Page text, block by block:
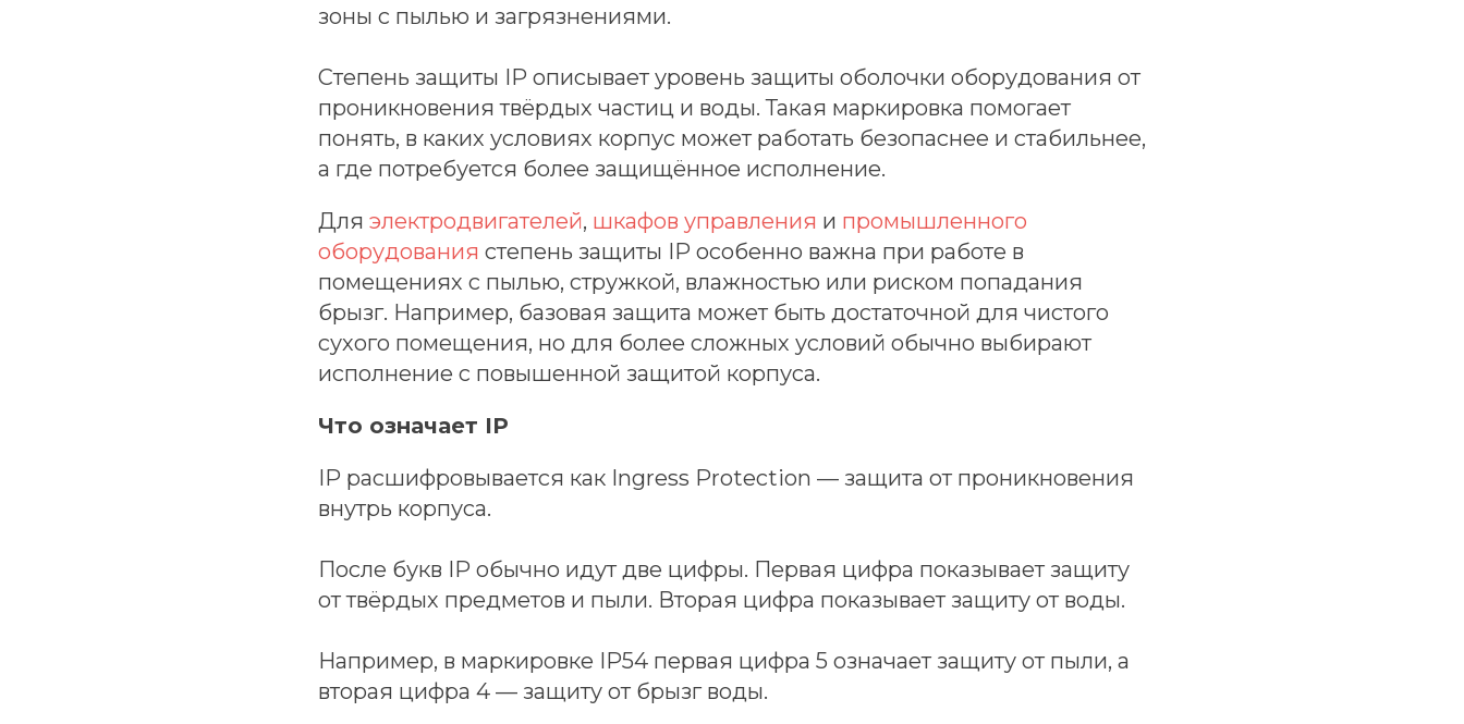
зоны с пылью и загрязнениями.
Степень защиты IP описывает уровень защиты оболочки оборудования от
проникновения твёрдых частиц и воды. Такая маркировка помогает
понять, в каких условиях корпус может работать безопаснее и стабильнее,
а где потребуется более защищённое исполнение.
Для электродвигателей, шкафов управления и промышленного
оборудования степень защиты IP особенно важна при работе в
помещениях с пылью, стружкой, влажностью или риском попадания
брызг. Например, базовая защита может быть достаточной для чистого
сухого помещения, но для более сложных условий обычно выбирают
исполнение с повышенной защитой корпуса.
Что означает IP
IP расшифровывается как Ingress Protection — защита от проникновения
внутрь корпуса.
После букв IP обычно идут две цифры. Первая цифра показывает защиту
от твёрдых предметов и пыли. Вторая цифра показывает защиту от воды.
Например, в маркировке IP54 первая цифра 5 означает защиту от пыли, а
вторая цифра 4 — защиту от брызг воды.